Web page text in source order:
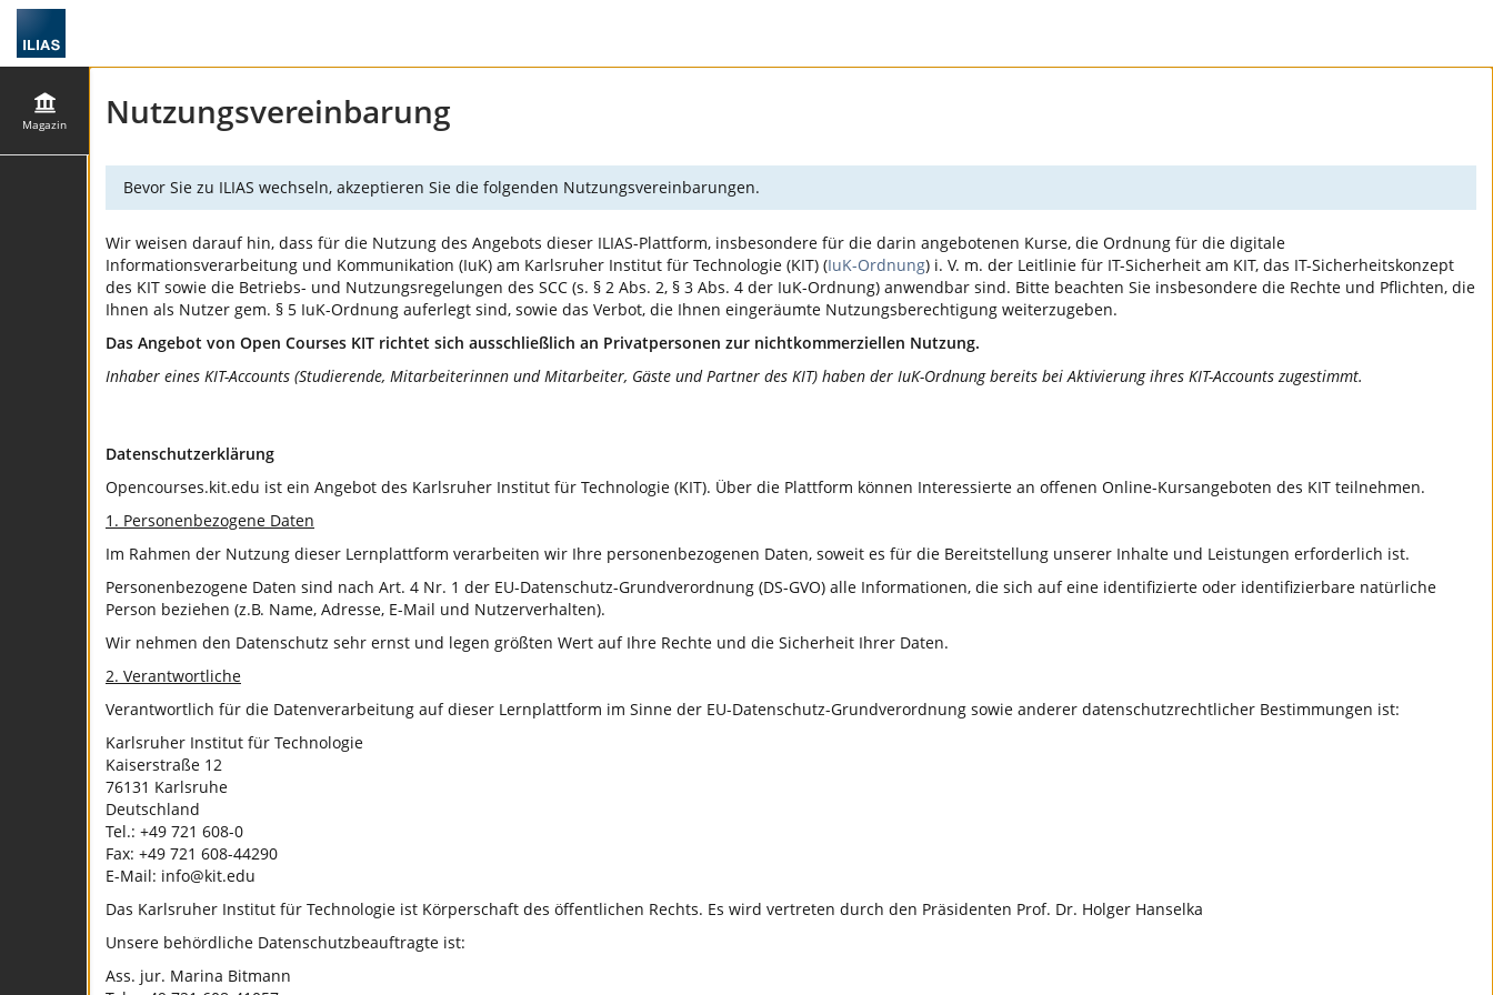
Magazin Nutzungsvereinbarung
Bevor Sie zu ILIAS wechseln, akzeptieren Sie die folgenden Nutzungsvereinbarungen.
Wir weisen darauf hin, dass für die Nutzung des Angebots dieser ILIAS-Plattform, insbesondere für die darin angebotenen Kurse, die Ordnung für die digitale
Informationsverarbeitung und Kommunikation (IuK) am Karlsruher Institut für Technologie (KIT) (IuK-Ordnung) i. V. m. der Leitlinie für IT-Sicherheit am KIT, das IT-Sicherheitskonzept
des KIT sowie die Betriebs- und Nutzungsregelungen des SCC (s. § 2 Abs. 2, § 3 Abs. 4 der IuK-Ordnung) anwendbar sind. Bitte beachten Sie insbesondere die Rechte und Pflichten, die
Ihnen als Nutzer gem. § 5 IuK-Ordnung auferlegt sind, sowie das Verbot, die Ihnen eingeräumte Nutzungsberechtigung weiterzugeben.
Das Angebot von Open Courses KIT richtet sich ausschließlich an Privatpersonen zur nichtkommerziellen Nutzung.
Inhaber eines KIT-Accounts (Studierende, Mitarbeiterinnen und Mitarbeiter, Gäste und Partner des KIT) haben der IuK-Ordnung bereits bei Aktivierung ihres KIT-Accounts zugestimmt.
Datenschutzerklärung
Opencourses.kit.edu ist ein Angebot des Karlsruher Institut für Technologie (KIT). Über die Plattform können Interessierte an offenen Online-Kursangeboten des KIT teilnehmen.
1. Personenbezogene Daten
Im Rahmen der Nutzung dieser Lernplattform verarbeiten wir Ihre personenbezogenen Daten, soweit es für die Bereitstellung unserer Inhalte und Leistungen erforderlich ist.
Personenbezogene Daten sind nach Art. 4 Nr. 1 der EU-Datenschutz-Grundverordnung (DS-GVO) alle Informationen, die sich auf eine identifizierte oder identifizierbare natürliche
Person beziehen (z.B. Name, Adresse, E-Mail und Nutzerverhalten).
Wir nehmen den Datenschutz sehr ernst und legen größten Wert auf Ihre Rechte und die Sicherheit Ihrer Daten.
2. Verantwortliche
Verantwortlich für die Datenverarbeitung auf dieser Lernplattform im Sinne der EU-Datenschutz-Grundverordnung sowie anderer datenschutzrechtlicher Bestimmungen ist:
Karlsruher Institut für Technologie
Kaiserstraße 12
76131 Karlsruhe
Deutschland
Tel.: +49 721 608-0
Fax: +49 721 608-44290
E-Mail: info@kit.edu
Das Karlsruher Institut für Technologie ist Körperschaft des öffentlichen Rechts. Es wird vertreten durch den Präsidenten Prof. Dr. Holger Hanselka
Unsere behördliche Datenschutzbeauftragte ist:
Ass. jur. Marina Bitmann